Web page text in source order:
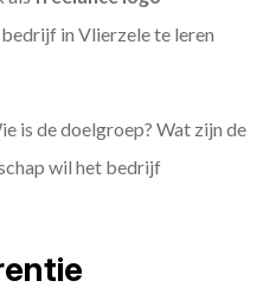
in Vlierzele te leren
is de doelgroep? Wat zijn de
wil het bedrijf